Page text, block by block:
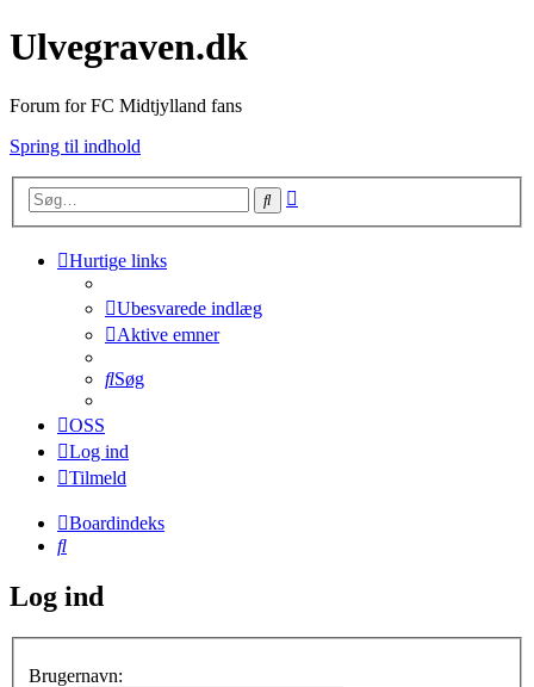
Ulvegraven.dk
Forum for FC Midtjylland fans
Spring til indhold
Søg
Hurtige links
Ubesvarede indlæg
Aktive emner
Søg
OSS
Log ind
Tilmeld
Boardindeks
Søg
Log ind
Brugernavn: